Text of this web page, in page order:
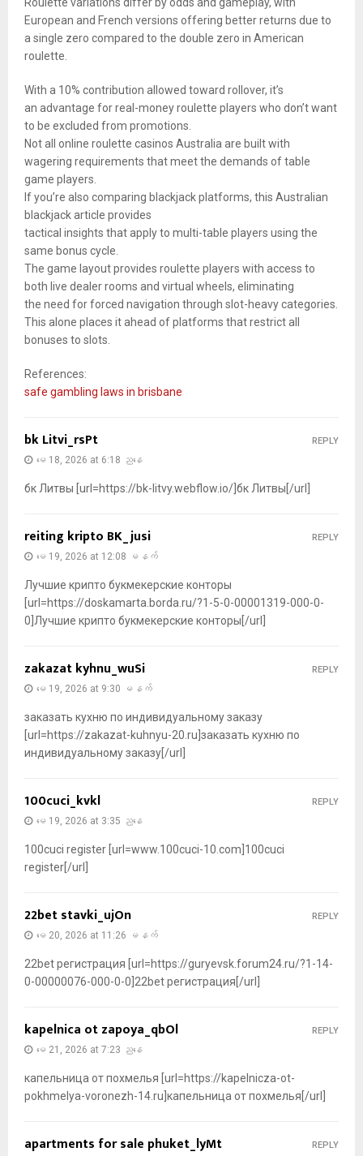
European and French versions offering better returns due to
a single zero compared to the double zero in American
roulette.
With a 10% contribution allowed toward rollover, it’s
an advantage for real-money roulette players who don’t want
to be excluded from promotions.
Not all online roulette casinos Australia are built with
wagering requirements that meet the demands of table
game players.
If you’re also comparing blackjack platforms, this Australian
blackjack article provides
tactical insights that apply to multi-table players using the
same bonus cycle.
The game layout provides roulette players with access to
both live dealer rooms and virtual wheels, eliminating
the need for forced navigation through slot-heavy categories.
This alone places it ahead of platforms that restrict all
bonuses to slots.
References:
safe gambling laws in brisbane
bk Litvi_rsPt
မေ 18, 2026 at 6:18 ညနေ
бк Литвы [url=https://bk-litvy.webflow.io/]бк Литвы[/url]
REPLY
reiting kripto BK_jusi
မေ 19, 2026 at 12:08 မနက်
Лучшие крипто букмекерские конторы
[url=https://doskamarta.borda.ru/?1-5-0-00001319-000-0-
0]Лучшие крипто букмекерские конторы[/url]
REPLY
zakazat kyhnu_wuSi
မေ 19, 2026 at 9:30 မနက်
заказать кухню по индивидуальному заказу
[url=https://zakazat-kuhnyu-20.ru]заказать кухню по
индивидуальному заказу[/url]
REPLY
100cuci_kvkl
မေ 19, 2026 at 3:35 ညနေ
100cuci register [url=www.100cuci-10.com]100cuci
register[/url]
REPLY
22bet stavki_ujOn
မေ 20, 2026 at 11:26 မနက်
22bet регистрация [url=https://guryevsk.forum24.ru/?1-14-
0-00000076-000-0-0]22bet регистрация[/url]
REPLY
kapelnica ot zapoya_qbOl
မေ 21, 2026 at 7:23 ညနေ
капельница от похмелья [url=https://kapelnicza-ot-
pokhmelya-voronezh-14.ru]капельница от похмелья[/url]
REPLY
apartments for sale phuket_lyMt REPLY